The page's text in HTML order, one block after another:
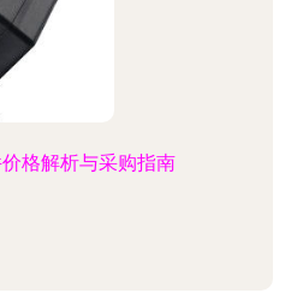
格解析与采购指南